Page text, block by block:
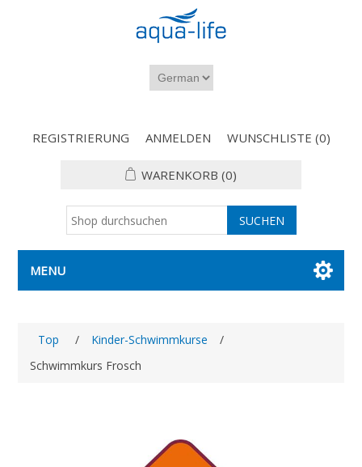
REGISTRIERUNG ANMELDEN WUNSCHLISTE (0)
WARENKORB (0)
MENU
Top / Kinder-Schwimmkurse
/
Schwimmkurs Frosch